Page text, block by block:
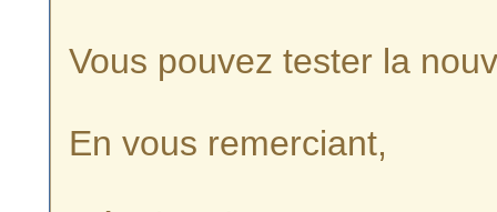
Vous pouvez tester la
En vous remerciant,